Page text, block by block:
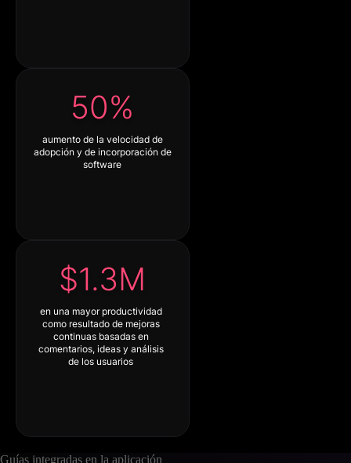
50%
aumento de la velocidad de
adopción y de incorporación de
software
$1.3M
en una mayor productividad
como resultado de mejoras
continuas basadas en
comentarios, ideas y análisis
de los usuarios
Guías integradas en la aplicación